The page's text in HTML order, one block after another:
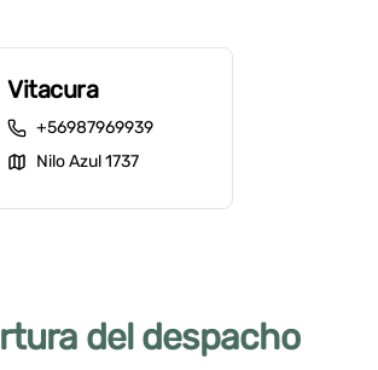
Vitacura
+56987969939
Nilo Azul 1737
del despacho